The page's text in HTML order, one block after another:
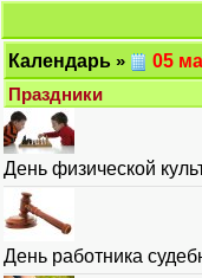
Календарь »
05
Праздники
День физической
День работника